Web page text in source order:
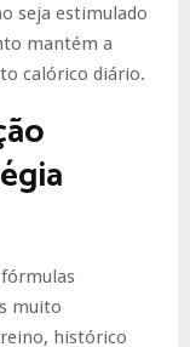
seja estimulado
mantém a
calórico diário.
muito
histórico